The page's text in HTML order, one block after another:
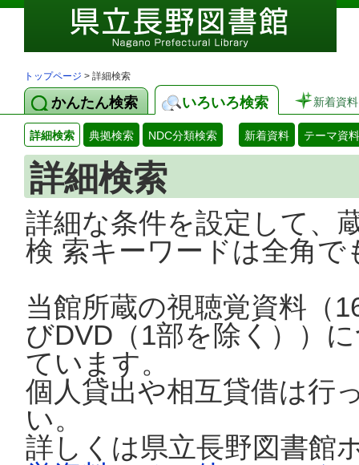
トップページ > 詳細検索
かんたん検索 いろいろ検索 新着資料
詳細検索 典拠検索 NDC分類検索 新着資料 テーマ資料
詳細検索
詳細な条件を設定して、
検 索キーワードは全角
当館所蔵の視聴覚資料（
びDVD（1部を除く））
ています。
個人貸出や相互貸借は行
い。
詳しくは県立長野図書館